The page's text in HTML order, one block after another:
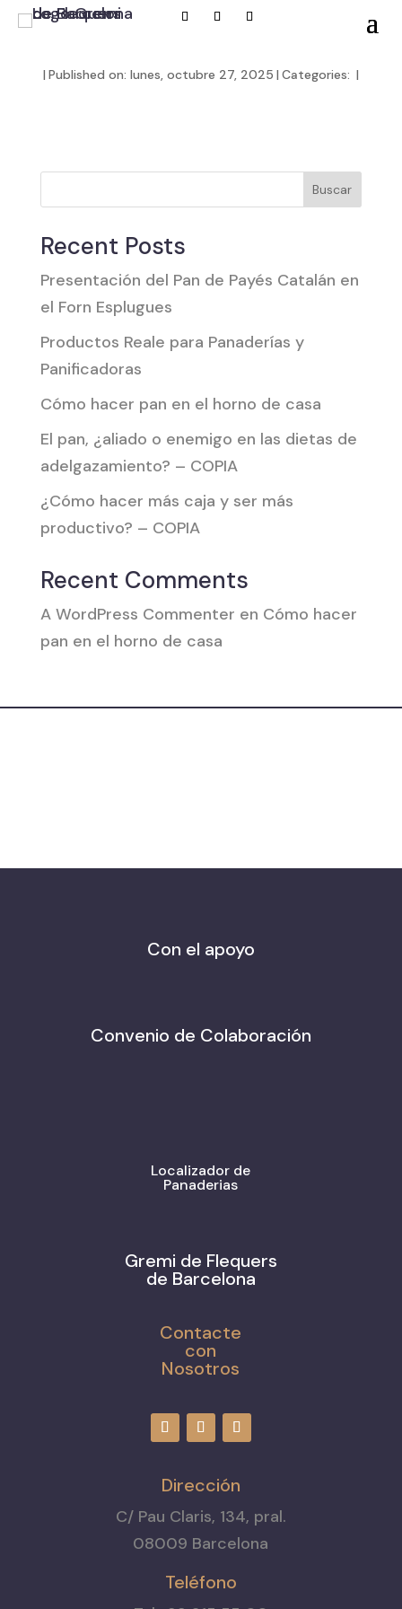
| Published on: lunes, octubre 27, 2025 | Categories: |
Buscar
Recent Posts
Presentación del Pan de Payés Catalán en
el Forn Esplugues
Productos Reale para Panaderías y
Panificadoras
Cómo hacer pan en el horno de casa
El pan, ¿aliado o enemigo en las dietas de
adelgazamiento? – COPIA
¿Cómo hacer más caja y ser más
productivo? – COPIA
Recent Comments
A WordPress Commenter en Cómo hacer
pan en el horno de casa
Con el apoyo
Convenio de Colaboración
Localizador de
Panaderias
Gremi de Flequers
de Barcelona
Contacte
con
Nosotros
Dirección
C/ Pau Claris, 134, pral.
08009 Barcelona
Teléfono